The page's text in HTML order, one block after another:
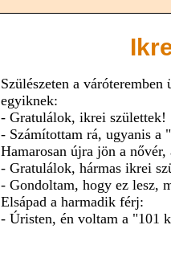
Szülészeten a
egyiknek:
- Gratulálok, ikrei születtek!
- Számítottam rá, ugyanis a
Hamarosan újra jön a
- Gratulálok, hármas ikrei
- Gondoltam, hogy ez lesz,
Elsápad a harmadik férj:
- Úristen, én voltam a "101